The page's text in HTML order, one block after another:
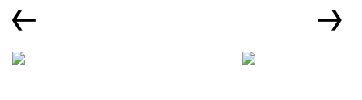
← →